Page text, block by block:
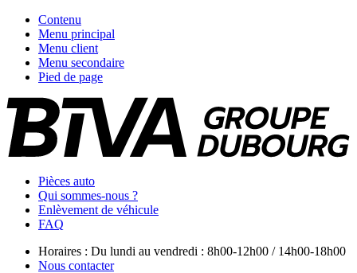
Contenu
Menu principal
Menu client
Menu secondaire
Pied de page
Pièces auto
Qui sommes-nous ?
Enlèvement de véhicule
FAQ
Horaires : Du lundi au vendredi : 8h00-12h00 / 14h00-18h00
Nous contacter